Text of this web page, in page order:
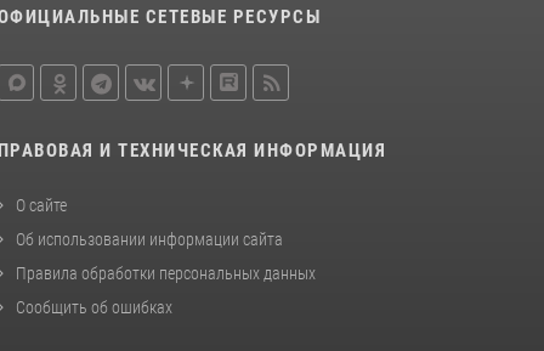
СЕТЕВЫЕ РЕСУРСЫ
ПРАВОВАЯ И ТЕХНИЧЕСКАЯ ИНФОРМАЦИЯ
О сайте
Об использовании информации сайта
Правила обработки персональных данных
Сообщить об ошибках